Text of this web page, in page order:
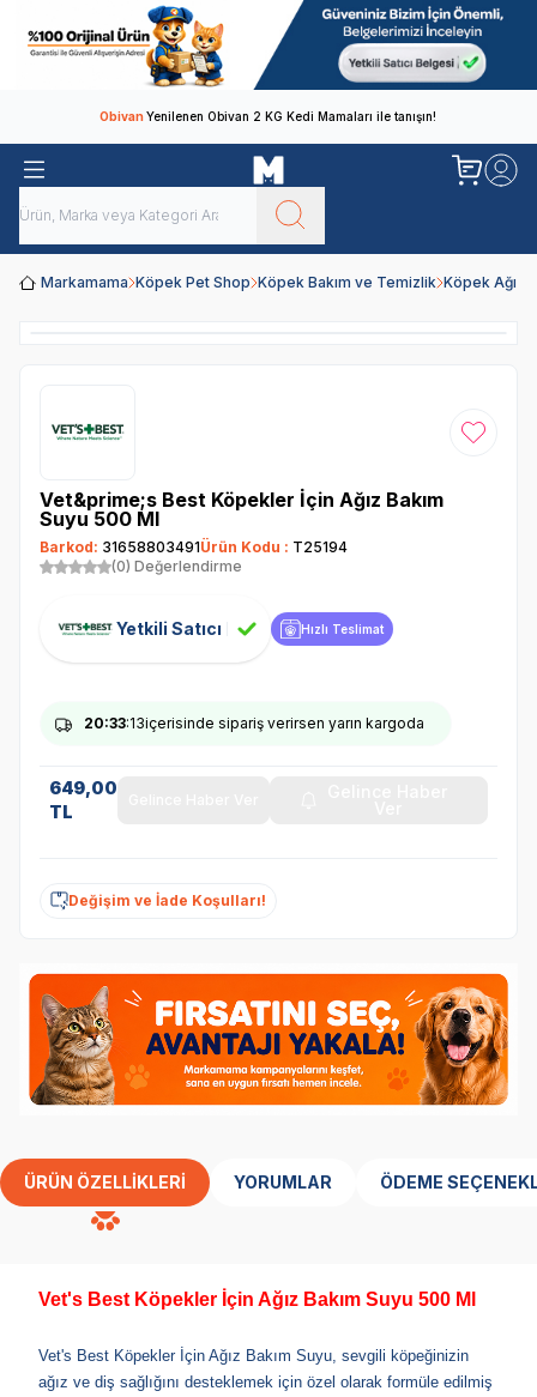
ObivanYenilenen Obivan 2 KG Kedi Mamaları ile tanışın!
Markamama Köpek Pet Shop Köpek Bakım ve Temizlik Köpek Ağız
Favoriye
Vet&prime;s Best Köpekler İçin Ağız Bakım
Suyu 500 Ml
Barkod: 31658803491Ürün Kodu : T25194
(0) Değerlendirme
Yetkili Satıcı Hızlı Teslimat
20:33:13içerisinde sipariş verirsen yarın kargoda
649,00
TL
Değişim ve İade Koşulları!
ÜRÜN ÖZELLIKLERI YORUMLAR ÖDEME
Vet's Best Köpekler İçin Ağız Bakım Suyu 500 Ml
Vet's Best Köpekler İçin Ağız Bakım Suyu, sevgili köpeğinizin
ağız ve diş sağlığını desteklemek için özel olarak formüle edilmiş